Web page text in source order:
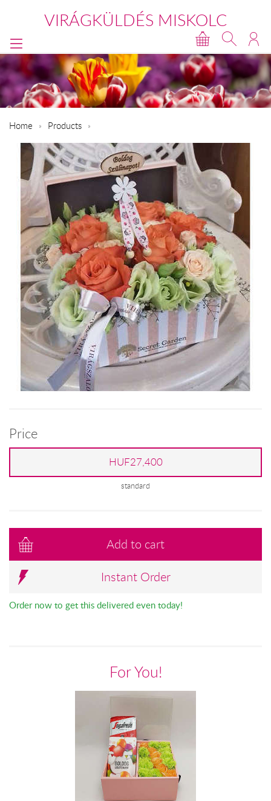
VIRÁGKÜLDÉS MISKOLC
Home Products
Price
HUF27,400
standard
Add to cart
Instant Order
Order now to get this delivered even today!
For You!